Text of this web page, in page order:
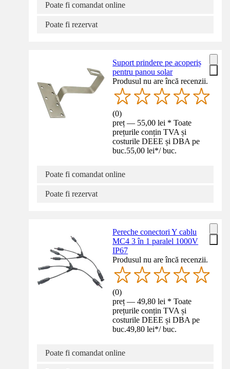
Poate fi comandat online
Poate fi rezervat
Suport prindere pe acoperiș
pentru panou solar
Produsul nu are încă recenzii.
(0)
preț — 55,00 lei * Toate
prețurile conțin TVA și
costurile DEEE și DBA pe
buc.55,00 lei*/ buc.
Poate fi comandat online
Poate fi rezervat
Pereche conectori Y cablu
MC4 3 în 1 paralel 1000V
IP67
Produsul nu are încă recenzii.
(0)
preț — 49,80 lei * Toate
prețurile conțin TVA și
costurile DEEE și DBA pe
buc.49,80 lei*/ buc.
Poate fi comandat online